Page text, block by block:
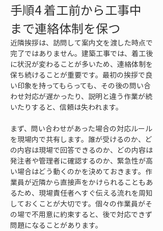
手順4 着工前から工事中
まで連絡体制を保つ
近隣挨拶は、訪問して案内文を渡した時点で
完了ではありません。建築工事では、着工後
に状況が変わることが多いため、連絡体制を
保ち続けることが重要です。最初の挨拶で良
い印象を持ってもらっても、その後の問い合
わせ対応が遅かったり、説明と違う作業が続
いたりすると、信頼は失われます。
まず、問い合わせがあった場合の対応ルール
を現場内で共有します。誰が受けるのか、ど
の内容は現場で回答できるのか、どの内容は
発注者や管理者に確認するのか、緊急性が高
い場合はどう動くのかを決めておきます。作
業員が近隣から直接声をかけられることもあ
るため、現場責任者へすぐ伝える流れを周知
しておくことが大切です。個々の作業員がそ
の場で不用意に約束すると、後で対応できず
問題になることがあります。